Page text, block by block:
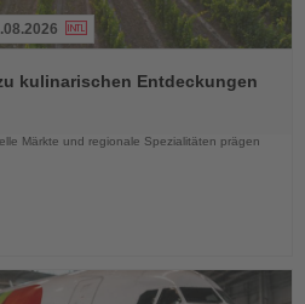
kulinarischen Entdeckungen
Märkte und regionale Spezialitäten prägen